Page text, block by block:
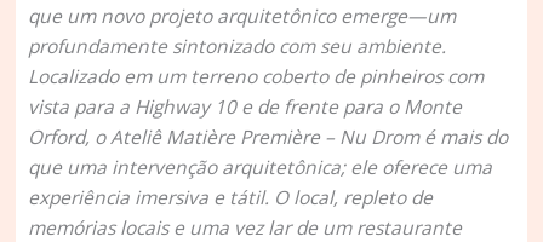
que um novo projeto arquitetônico emerge—um
profundamente sintonizado com seu ambiente.
Localizado em um terreno coberto de pinheiros com
vista para a Highway 10 e de frente para o Monte
Orford, o Ateliê Matière Première – Nu Drom é mais do
que uma intervenção arquitetônica; ele oferece uma
experiência imersiva e tátil. O local, repleto de
memórias locais e uma vez lar de um restaurante